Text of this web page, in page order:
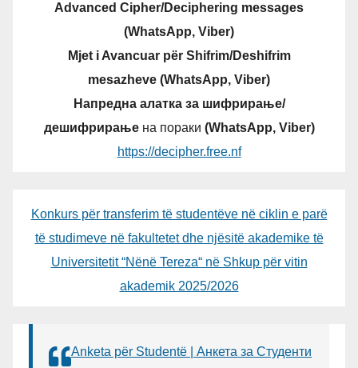
Advanced Cipher/Deciphering messages
(WhatsApp, Viber)
Mjet i Avancuar për Shifrim/Deshifrim
mesazheve (WhatsApp, Viber)
Напредна алатка за шифрирање/
дешифрирањена пораки (WhatsApp, Viber)
https://decipher.free.nf
Konkurs për transferim të studentëve në ciklin e parë
të studimeve në fakultetet dhe njësitë akademike të
Universitetit “Nënë Tereza“ në Shkup për vitin
akademik 2025/2026
Anketa për Studentë | Анкета за Студенти